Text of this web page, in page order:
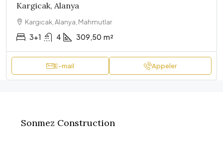
Kargicak, Alanya
Kargıcak, Alanya, Mahmutlar
3+1 4 309,50 m²
E-mail Appeler
Sonmez Construction